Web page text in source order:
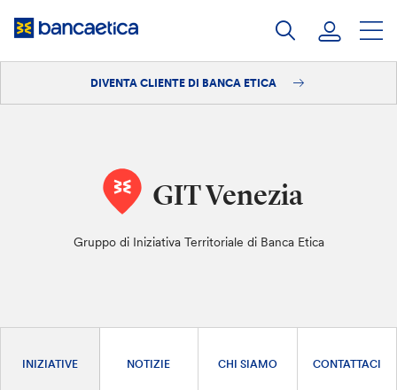
DIVENTA CLIENTE DI BANCA ETICA
GIT Venezia
Gruppo di Iniziativa Territoriale di Banca Etica
INIZIATIVE NOTIZIE CHI SIAMO CONTATTACI